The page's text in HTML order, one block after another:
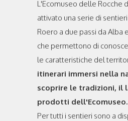
L'Ecomuseo delle Rocche
attivato una serie di
Roero a due passi da Alba
che permettono di
le caratteristiche del
itinerari immersi nella
scoprire le tradizioni, il
prodotti dell'Ecomuseo.
Per tutti i sentieri sono a